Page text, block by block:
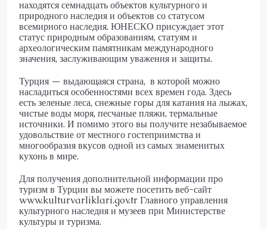
находятся семнадцать объектов культурного и
природного наследия и объектов со статусом
всемирного наследия. ЮНЕСКО присуждает этот
статус природным образованиям, статуям и
археологическим памятникам международного
значения, заслуживающим уважения и защиты.
Турция — выдающаяся страна, в которой можно
насладиться особенностями всех времен года. Здесь
есть зеленые леса, снежные горы для катания на лыжах,
чистые воды моря, песчаные пляжи, термальные
источники. И помимо этого вы получите незабываемое
удовольствие от местного гостеприимства и
многообразия вкусов одной из самых знаменитых
кухонь в мире.
Для получения дополнительной информации про
туризм в Турции вы можете посетить веб-сайт
www.kulturvarliklari.gov.tr Главного управления
культурного наследия и музеев при Министерстве
культуры и туризма.